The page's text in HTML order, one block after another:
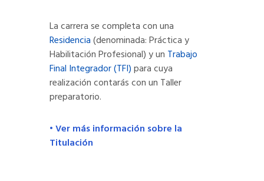
La carrera se completa con una
Residencia(denominada: Práctica y
Habilitación Profesional) y un Trabajo
Final Integrador (TFI)para cuya
realización contarás con un Taller
preparatorio.
• Ver más información sobre la
Titulación